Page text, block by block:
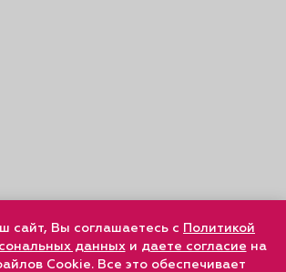
сайт, Вы соглашаетесь с Политикой
данныхи даете согласие на
Cookie. Все это обеспечивает